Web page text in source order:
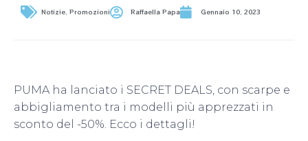
Notizie, Promozioni Raffaella Papa Gennaio 10, 2023
PUMA ha lanciato i SECRET DEALS, con scarpe e
abbigliamento tra i modelli più apprezzati in
sconto del -50%. Ecco i dettagli!